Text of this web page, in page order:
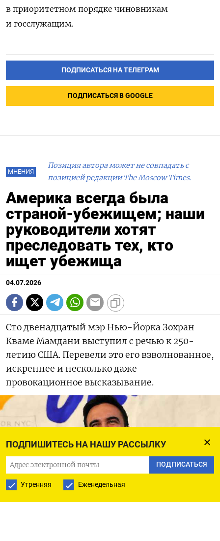
ПОДПИШИТЕСЬ НА НАШУ РАССЫЛКУ
ПОДПИСАТЬСЯ
Утренняя Еженедельная
в приоритетном порядке чиновникам
и госслужащим.
ПОДПИСАТЬСЯ НА ТЕЛЕГРАМ
ПОДПИСАТЬСЯ В GOOGLE
МНЕНИЯ
Позиция автора может не совпадать с
позицией редакции The Moscow Times.
Америка всегда была
страной-убежищем; наши
руководители хотят
преследовать тех, кто
ищет убежища
04.07.2026
Сто двенадцатый мэр Нью-Йорка Зохран
Кваме Мамдани выступил с речью к 250-
летию США. Перевели это его взволнованное,
искреннее и несколько даже
провокационное высказывание.